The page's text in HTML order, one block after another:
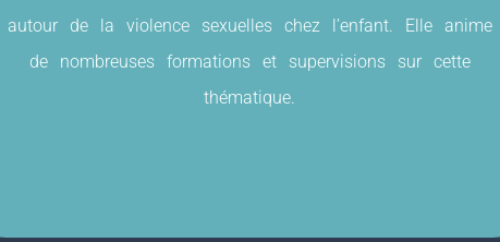
autour de la violence sexuelles chez l’enfant. Elle anime
de nombreuses formations et supervisions sur cette
thématique.